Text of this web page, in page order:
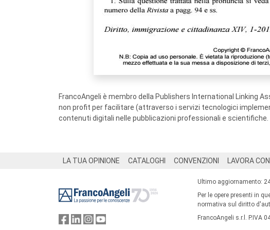
FrancoAngeli è membro della Publishers International Linking
non profit per facilitare (attraverso i servizi tecnologici
contenuti digitali nelle pubblicazioni professionali e scientifiche.
LA TUA OPINIONE CATALOGHI CONVENZIONI LAVORA
Ultimo aggiornamento:
Per le opere presenti in
normativa sul diritto
FrancoAngeli s.r.l. P.IVA